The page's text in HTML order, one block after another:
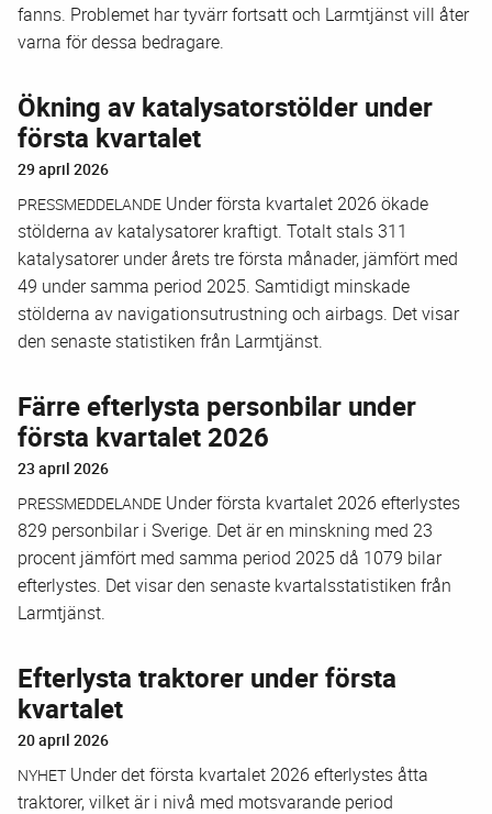
fanns. Problemet har tyvärr fortsatt och Larmtjänst vill åter
varna för dessa bedragare.
Ökning av katalysatorstölder under
första kvartalet
29 april 2026
PRESSMEDDELANDE Under första kvartalet 2026 ökade
stölderna av katalysatorer kraftigt. Totalt stals 311
katalysatorer under årets tre första månader, jämfört med
49 under samma period 2025. Samtidigt minskade
stölderna av navigationsutrustning och airbags. Det visar
den senaste statistiken från Larmtjänst.
Färre efterlysta personbilar under
första kvartalet 2026
23 april 2026
PRESSMEDDELANDE Under första kvartalet 2026 efterlystes
829 personbilar i Sverige. Det är en minskning med 23
procent jämfört med samma period 2025 då 1079 bilar
efterlystes. Det visar den senaste kvartalsstatistiken från
Larmtjänst.
Efterlysta traktorer under första
kvartalet
20 april 2026
NYHET Under det första kvartalet 2026 efterlystes åtta
traktorer, vilket är i nivå med motsvarande period